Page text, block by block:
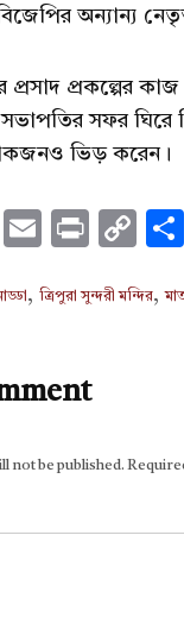
অন্যান্য
প্রকল্পের কাজ
সফর ঘিরে
ভিড় করেন।
WhatsApp
EmailPrint
,ত্রিপুরা সুন্দরী মন্দির,
not be published.